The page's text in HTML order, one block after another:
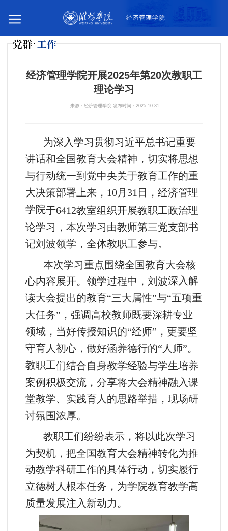
党群 工作
经济管理学院开展2025年第20次教职工
理论学习
来源：经济管理学院 发布时间：2025-10-31
为深入学习贯彻习近平总书记重要
讲话和全国教育大会精神，切实将思想
与行动统一到党中央关于教育工作的重
大决策部署上来，10月 31 日，经济管理
学院于6412教室组织开展教职工政治理
论学习 ，本次学习由教师第三党支部书
记刘波领学， 全体教职工参与。
本次学习重点围绕全国教育大会核
心内容展开。领学过程中， 刘波深入解
读大会提出的教育“三大属性”与“五项重
大任务” ，强调高校教师既要深耕专业
领域，当好传授知识的“经师” ，更要坚
守育人初心，做好涵养德行的“ 人师”。
教职工们结合自身教学经验与学生培养
案例积极交流，分享将大会精神融入课
堂教学、实践育人的思路举措，现场研
讨氛围浓厚。
教职工们纷纷表示，将以此次学习
为契机，把全国教育大会精神转化为推
动教学科研工作的具体行动，切实履行
立德树人根本任务，为学院教育教学高
质量发展注入新动力。